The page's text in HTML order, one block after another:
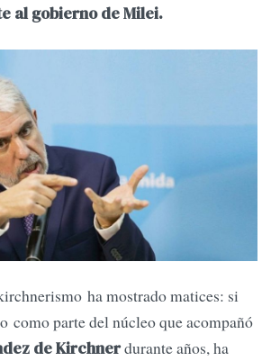
al gobierno de Milei.
ha mostrado matices: si
como parte del núcleo que acompañó
de Kirchnerdurante años, ha